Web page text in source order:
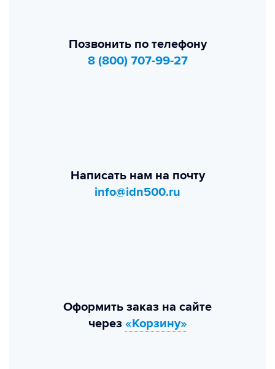
Позвонить по телефону
8 (800) 707-99-27
Написать нам на почту
info@idn500.ru
Оформить заказ на сайте
через «Корзину»